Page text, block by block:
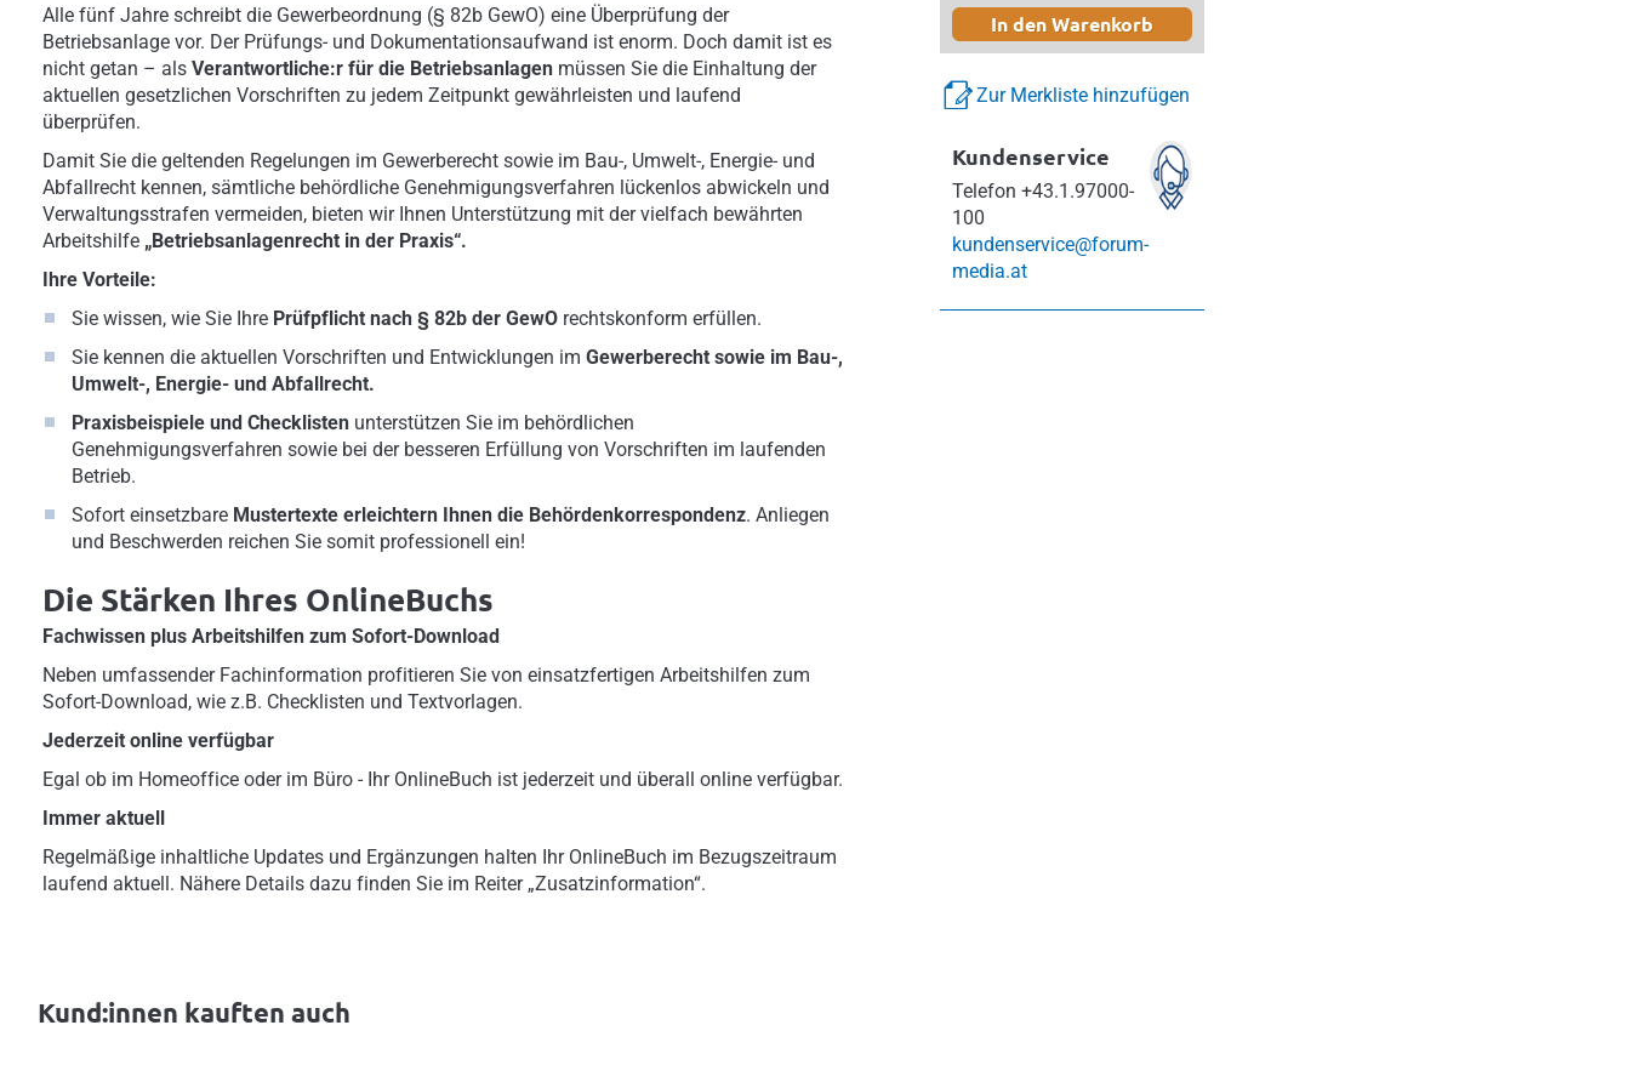
In den Warenkorb
Zur Merkliste hinzufügen
Kundenservice
Telefon +43.1.97000-
100
kundenservice@forum-
media.at
Alle fünf Jahre schreibt die Gewerbeordnung (§ 82b GewO) eine Überprüfung der
Betriebsanlage vor. Der Prüfungs- und Dokumentationsaufwand ist enorm. Doch damit ist es
nicht getan – als Verantwortliche:r für die Betriebsanlagen müssen Sie die Einhaltung der
aktuellen gesetzlichen Vorschriften zu jedem Zeitpunkt gewährleisten und laufend
überprüfen.
Damit Sie die geltenden Regelungen im Gewerberecht sowie im Bau-, Umwelt-, Energie- und
Abfallrecht kennen, sämtliche behördliche Genehmigungsverfahren lückenlos abwickeln und
Verwaltungsstrafen vermeiden, bieten wir Ihnen Unterstützung mit der vielfach bewährten
Arbeitshilfe „Betriebsanlagenrecht in der Praxis“.
Ihre Vorteile:
Sie wissen, wie Sie Ihre Prüfpflicht nach § 82b der GewO rechtskonform erfüllen.
Sie kennen die aktuellen Vorschriften und Entwicklungen im Gewerberecht sowie im Bau-,
Umwelt-, Energie- und Abfallrecht.
Praxisbeispiele und Checklisten unterstützen Sie im behördlichen
Genehmigungsverfahren sowie bei der besseren Erfüllung von Vorschriften im laufenden
Betrieb.
Sofort einsetzbare Mustertexte erleichtern Ihnen die Behördenkorrespondenz. Anliegen
und Beschwerden reichen Sie somit professionell ein!
Die Stärken Ihres OnlineBuchs
Fachwissen plus Arbeitshilfen zum Sofort-Download
Neben umfassender Fachinformation profitieren Sie von einsatzfertigen Arbeitshilfen zum
Sofort-Download, wie z.B. Checklisten und Textvorlagen.
Jederzeit online verfügbar
Egal ob im Homeoffice oder im Büro - Ihr OnlineBuch ist jederzeit und überall online verfügbar.
Immer aktuell
Regelmäßige inhaltliche Updates und Ergänzungen halten Ihr OnlineBuch im Bezugszeitraum
laufend aktuell. Nähere Details dazu finden Sie im Reiter „Zusatzinformation“.
Kund:innen kauften auch